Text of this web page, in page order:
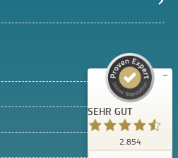
SEHR GUT
2.854
Kundenbewertungen
97
%
ProvenExpert.com
SEHR GUT
2.004
Bewertungen auf
ProvenExpert.com
850
Bewertungen von
2
Blick aufs ProvenExpert-Profil werfen